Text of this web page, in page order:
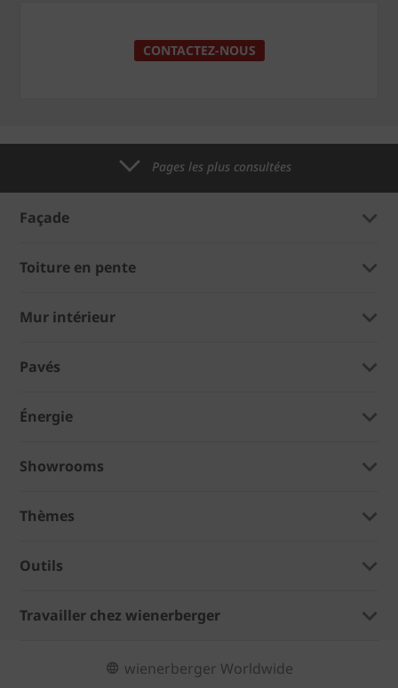
CONTACTEZ-NOUS
Pages les plus consultées
Façade
Toiture en pente
Mur intérieur
Pavés
Énergie
Showrooms
Thèmes
Outils
Travailler chez wienerberger
wienerberger Worldwide